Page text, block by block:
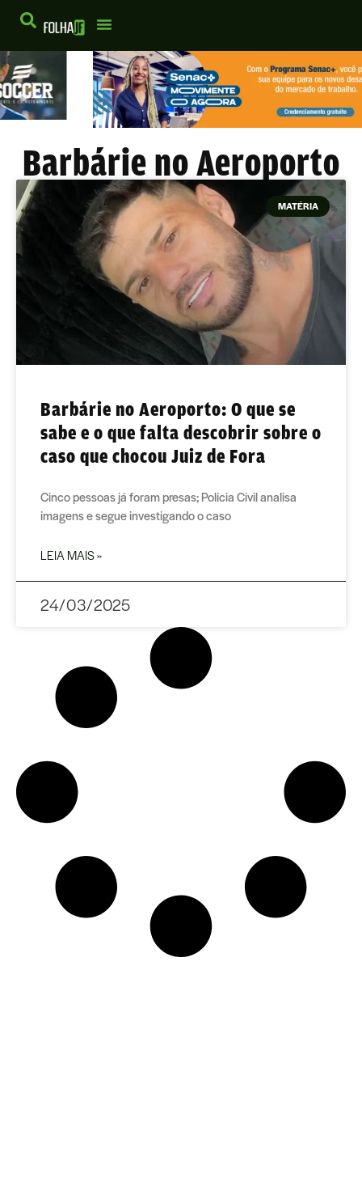
Barbárie no Aeroporto
MATÉRIA
Barbárie no Aeroporto: O que se
sabe e o que falta descobrir sobre o
caso que chocou Juiz de Fora
Cinco pessoas já foram presas; Polícia Civil analisa
imagens e segue investigando o caso
LEIA MAIS »
24/03/2025